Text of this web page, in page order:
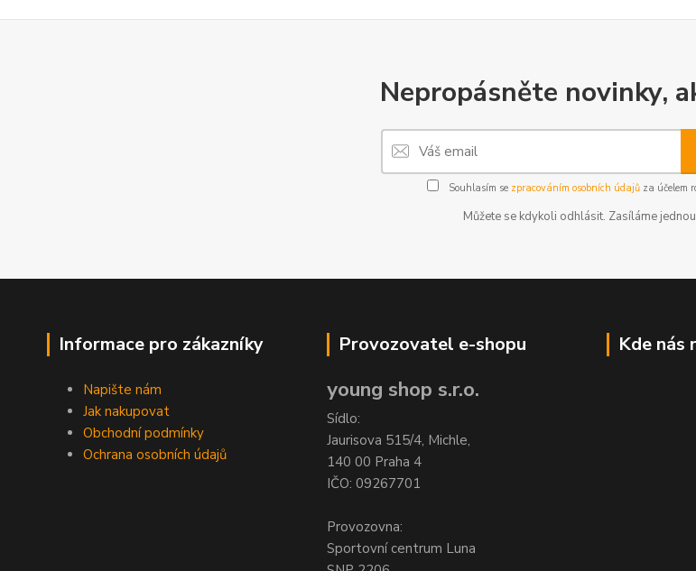
Nepropásněte novinky,
Souhlasím se zpracováním osobních údajůza účelem
Můžete se kdykoli odhlásit. Zasíláme
Informace pro zákazníky
Napište nám
Jak nakupovat
Obchodní podmínky
Ochrana osobních údajů
Provozovatel e-shopu
young shop s.r.o.
Sídlo:
Jaurisova 515/4, Michle,
140 00 Praha 4
IČO: 09267701
Provozovna:
Sportovní centrum Luna
Kde nás